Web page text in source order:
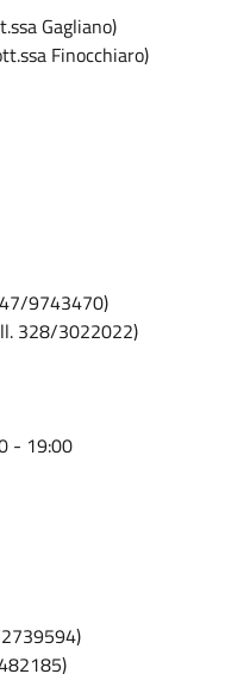
Gagliano)
Finocchiaro)
9743470)
328/3022022)
- 19:00